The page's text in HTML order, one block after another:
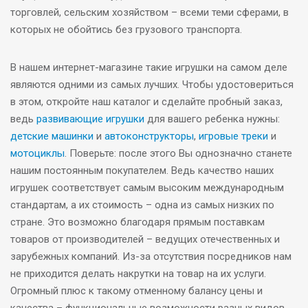
торговлей, сельским хозяйством – всеми теми сферами, в
которых не обойтись без грузового транспорта.
В нашем интернет-магазине такие игрушки на самом деле
являются одними из самых лучших. Чтобы удостовериться
в этом, откройте наш каталог и сделайте пробный заказ,
ведь развивающие игрушки для вашего ребенка нужны:
детские машинки и автоконструкторы, игровые треки и
мотоциклы. Поверьте: после этого Вы однозначно станете
нашим постоянным покупателем. Ведь качество наших
игрушек соответствует самым высоким международным
стандартам, а их стоимость – одна из самых низких по
стране. Это возможно благодаря прямым поставкам
товаров от производителей – ведущих отечественных и
зарубежных компаний. Из-за отсутствия посредников нам
не приходится делать накрутки на товар на их услуги.
Огромный плюс к такому отменному балансу цены и